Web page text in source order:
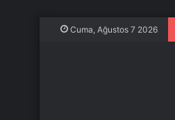
Cuma, Ağustos 7 2026